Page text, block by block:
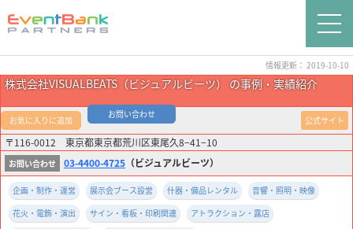
情報更新： 2019-10-10
株式会社VISUALBEATS（ビジュアルビーツ） の事例・実績紹介
お気に入りに追加
〒116-0012 東京都東京都荒川区東尾久8−41−10
03-4400-4725 （ビジュアルビーツ）
公式サイト
お問い合わせ
企画・制作・運営 展示会ブース設営 什器・備品レンタル
音響・照明・映像
花火・電飾・演出
サイン・看板・印刷関連
アトラクション・露店